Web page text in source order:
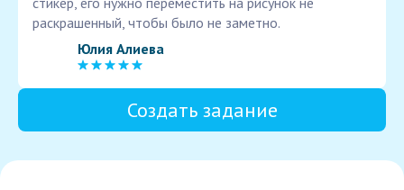
раскрашенный, чтобы было не заметно.
Юлия Алиева
Создать задание